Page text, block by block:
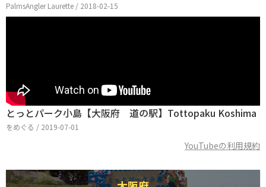
PalmsAngler Laurette / 2018-02-15
とっとパーク小島【大阪府 道の駅】Tottopaku Koshima
をめぐる / 2019-07-01
YouTubeの利用規約